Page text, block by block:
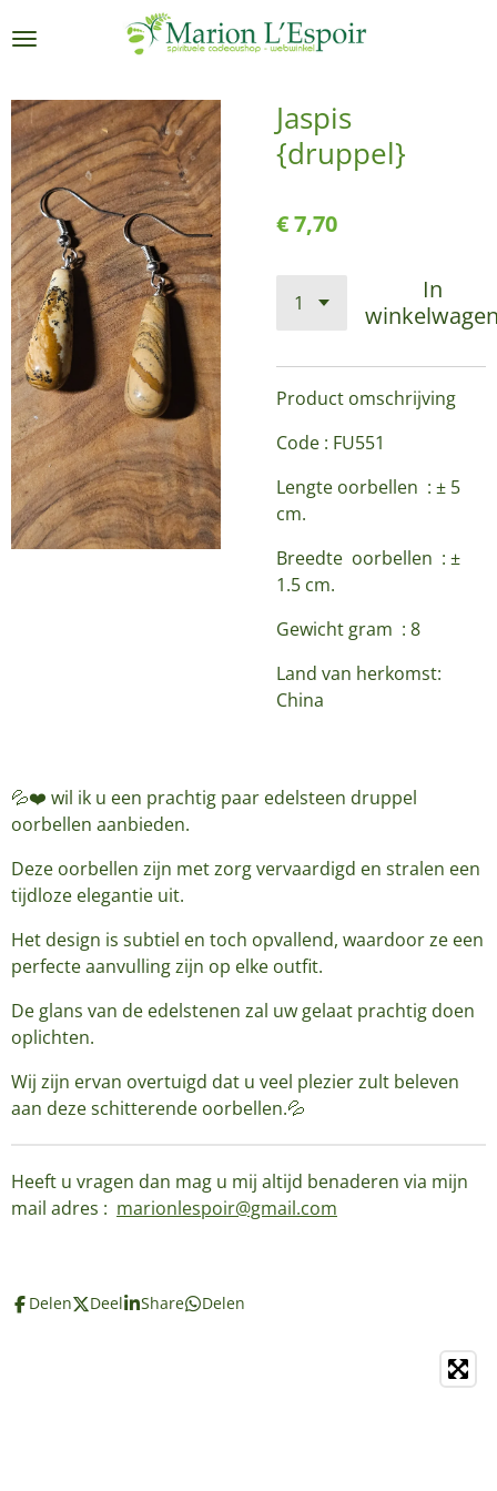
direct
de
hoofdinhoud
Jaspis
{druppel}
€ 7,70
In
Product omschrijving
Code : FU551
Lengte oorbellen : ± 5
cm.
Breedte oorbellen : ±
1.5 cm.
Gewicht gram : 8
Land van herkomst:
China
💦❤️ wil ik u een prachtig paar edelsteen druppel
oorbellen aanbieden.
Deze oorbellen zijn met zorg vervaardigd en stralen een
tijdloze elegantie uit.
Het design is subtiel en toch opvallend, waardoor ze een
perfecte aanvulling zijn op elke outfit.
De glans van de edelstenen zal uw gelaat prachtig doen
oplichten.
Wij zijn ervan overtuigd dat u veel plezier zult beleven
aan deze schitterende oorbellen.💦
Heeft u vragen dan mag u mij altijd benaderen via mijn
mail adres : marionlespoir@gmail.com
Delen Deel Share Delen